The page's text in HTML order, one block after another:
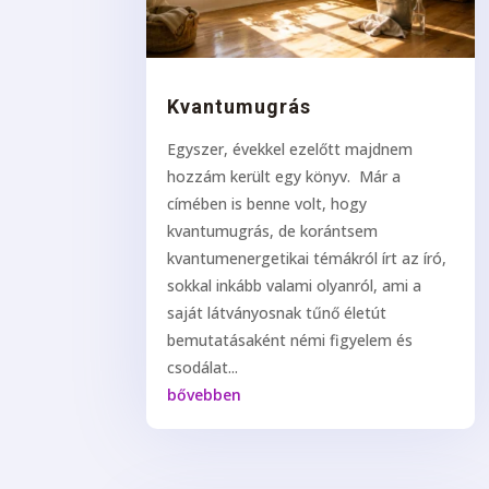
Kvantumugrás
Egyszer, évekkel ezelőtt majdnem
hozzám került egy könyv. Már a
címében is benne volt, hogy
kvantumugrás, de korántsem
kvantumenergetikai témákról írt az író,
sokkal inkább valami olyanról, ami a
saját látványosnak tűnő életút
bemutatásaként némi figyelem és
csodálat...
bővebben